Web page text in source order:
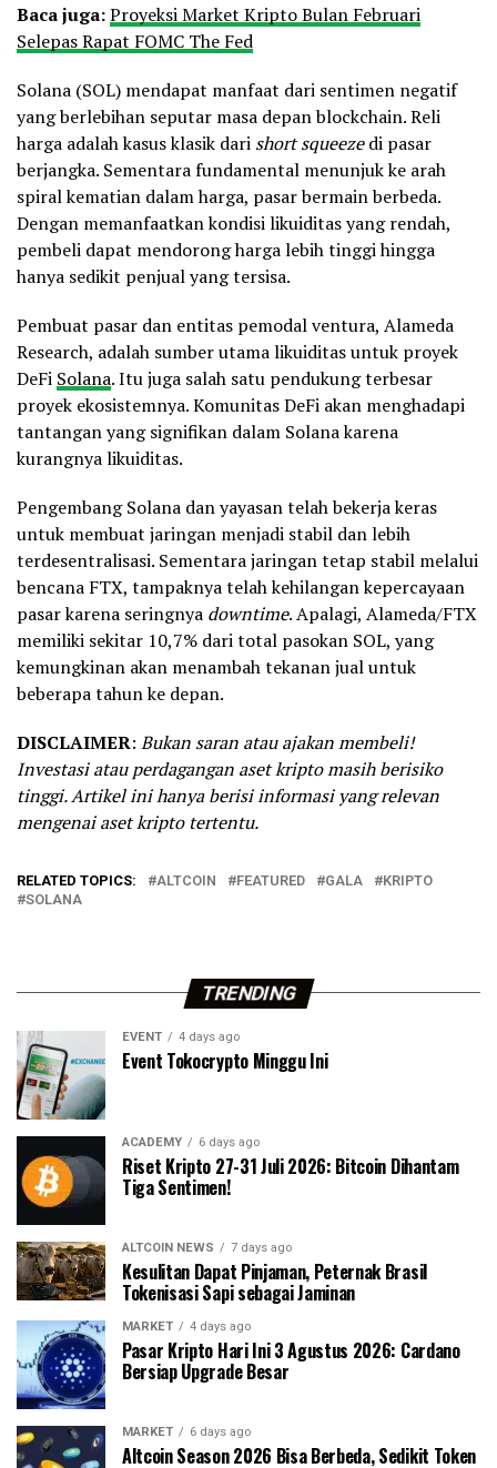
Baca juga:Proyeksi Market Kripto Bulan Februari
Selepas Rapat FOMC The Fed
Solana (SOL) mendapat manfaat dari sentimen negatif
yang berlebihan seputar masa depan blockchain. Reli
harga adalah kasus klasik dari short squeezedi pasar
berjangka. Sementara fundamental menunjuk ke arah
spiral kematian dalam harga, pasar bermain berbeda.
Dengan memanfaatkan kondisi likuiditas yang rendah,
pembeli dapat mendorong harga lebih tinggi hingga
hanya sedikit penjual yang tersisa.
Pembuat pasar dan entitas pemodal ventura, Alameda
Research, adalah sumber utama likuiditas untuk proyek
DeFi Solana. Itu juga salah satu pendukung terbesar
proyek ekosistemnya. Komunitas DeFi akan menghadapi
tantangan yang signifikan dalam Solana karena
kurangnya likuiditas.
Pengembang Solana dan yayasan telah bekerja keras
untuk membuat jaringan menjadi stabil dan lebih
terdesentralisasi. Sementara jaringan tetap stabil melalui
bencana FTX, tampaknya telah kehilangan kepercayaan
pasar karena seringnya downtime. Apalagi, Alameda/FTX
memiliki sekitar 10,7% dari total pasokan SOL, yang
kemungkinan akan menambah tekanan jual untuk
beberapa tahun ke depan.
DISCLAIMER: Bukan saran atau ajakan membeli!
Investasi atau perdagangan aset kripto masih berisiko
tinggi. Artikel ini hanya berisi informasi yang relevan
mengenai aset kripto tertentu.
RELATED TOPICS: ALTCOIN FEATURED GALA
KRIPTO
SOLANA
TRENDING
EVENT 4 days ago
Event Tokocrypto Minggu Ini
ACADEMY 6 days ago
Riset Kripto 27-31 Juli 2026: Bitcoin Dihantam
Tiga Sentimen!
ALTCOIN NEWS 7 days ago
Kesulitan Dapat Pinjaman, Peternak Brasil
Tokenisasi Sapi sebagai Jaminan
MARKET 4 days ago
Pasar Kripto Hari Ini 3 Agustus 2026: Cardano
Bersiap Upgrade Besar
MARKET 6 days ago
Altcoin Season 2026 Bisa Berbeda, Sedikit Token